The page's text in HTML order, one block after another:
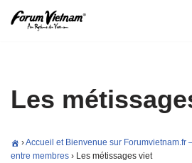
Les
›Accueil et Bienvenue sur Forumvietnam.fr
entre membres › Les métissages viet